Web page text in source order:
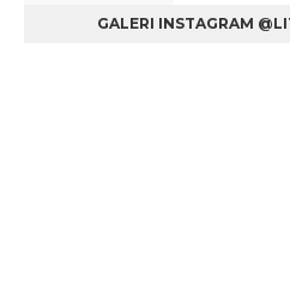
GALERI INSTAGRAM